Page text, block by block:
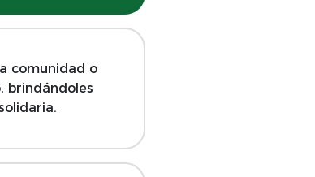
comunidad o
brindándoles